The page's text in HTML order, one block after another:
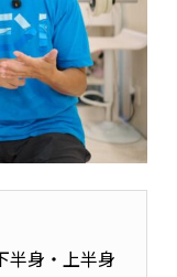
半身・上半身